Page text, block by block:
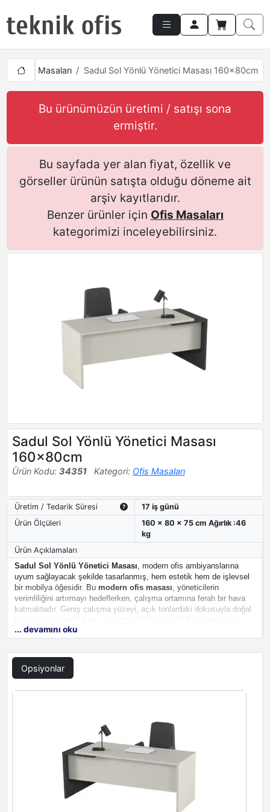
Ofis Masaları Sadul Sol Yönlü Yönetici Masası 160x80cm
Bu ürünümüzün üretimi / satışı sona
ermiştir.
Bu sayfada yer alan fiyat, özellik ve
görseller ürünün satışta olduğu döneme ait
arşiv kayıtlarıdır.
Benzer ürünler için Ofis Masaları
kategorimizi inceleyebilirsiniz.
Sadul Sol Yönlü Yönetici Masası
160x80cm
Ürün Kodu: 34351 Kategori: Ofis Masaları
Üretim / Tedarik Süresi
17 iş günü
Ürün Ölçüleri
160 x 80 x 75 cm Ağırlık :46
kg
Ürün Açıklamaları
Sadul Sol Yönlü Yönetici Masası, modern ofis ambiyanslarına
uyum sağlayacak şekilde tasarlanmış, hem estetik hem de işlevsel
bir mobilya öğesidir. Bu modern ofis masası, yöneticilerin
verimliliğini artırmayı hedeflerken, çalışma ortamına ferah bir hava
katmaktadır. Geniş çalışma yüzeyi, açık tonlardaki dokusuyla doğal
modern bir vurgu yaratır. Bu tasarım detayı, masaya özgün bir
sunarak her türlü ofis dekorasyonuna kolayca entegre olabilir.
... devamını oku
Opsiyonlar